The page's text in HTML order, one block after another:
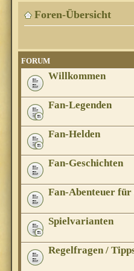
Foren-Übersicht
FORUM
Willkommen
Fan-Legenden
Fan-Helden
Fan-Geschichten
Fan-Abenteuer
Spielvarianten
Regelfragen /